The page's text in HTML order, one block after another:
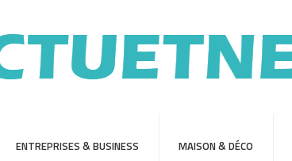
ENTREPRISES & BUSINESS MAISON & DÉCO